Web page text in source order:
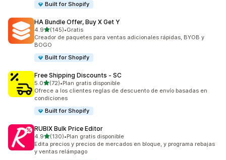
Built for Shopify
HA Bundle Offer, Buy X Get Y
4.9de 5 estrellas
(145)
145 reseñas en total
•Gratis
Creador de paquetes para ventas adicionales rápidas, BYOB y
BOGO
Built for Shopify
Free Shipping Discounts ‑ SC
5.0de 5 estrellas
(72)
72 reseñas en total
•Plan gratis disponible
Ofrece a los clientes reglas de descuento de envío basadas en
condiciones
Built for Shopify
RUBIX Bulk Price Editor
4.9de 5 estrellas
(130)
130 reseñas en total
•Plan gratis disponible
Edita precios y precios de mercados en bloque, y programa rebajas
y ventas relámpago